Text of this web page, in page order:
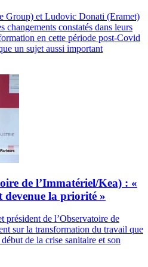
Group) et Ludovic Donati (Eramet)
constatés dans leurs
en cette période post-Covid
un sujet aussi important
de l’Immatériel/Kea) : «
devenue la priorité »
président de l’Observatoire de
sur la transformation du travail que
de la crise sanitaire et son